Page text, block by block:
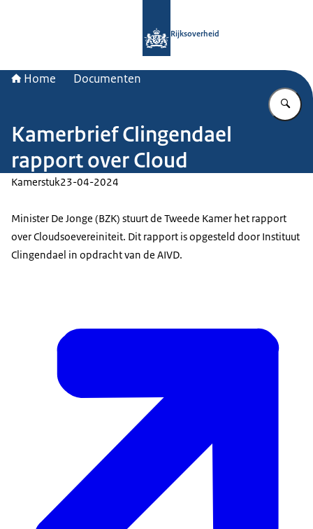
Rijksoverheid
Home Documenten
Kamerbrief Clingendael
rapport over Cloud
Kamerstuk23-04-2024
Minister De Jonge (BZK) stuurt de Tweede Kamer het rapport
over Cloudsoevereiniteit. Dit rapport is opgesteld door Instituut
Clingendael in opdracht van de AIVD.